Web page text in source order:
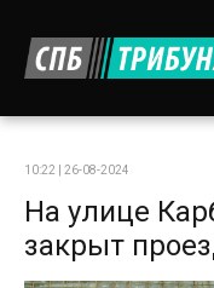
10:22 | 26-08-2024
На улице
закрыт